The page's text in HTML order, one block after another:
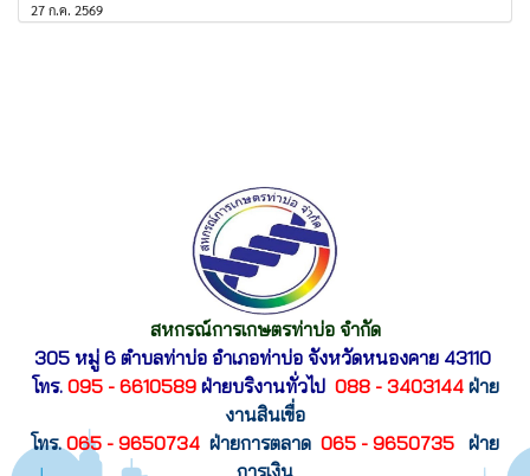
27 ก.ค. 2569
สหกรณ์การเกษตรท่าบ่อ จำกัด
305 หมู่ 6 ตำบลท่าบ่อ อำเภอท่าบ่อ จังหวัดหนองคาย 43110
โทร. 095 - 6610589 ฝ่ายบริงานทั่วไป 088 - 3403144 ฝ่าย
งานสินเขื่อ
โทร.065 - 9650734 ฝ่ายการตลาด 065 - 9650735 ฝ่าย